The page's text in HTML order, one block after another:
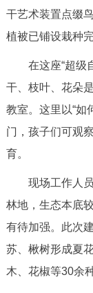
ENGLISH
ESPAÑOL
ITALIANO
干艺术装置点缀
植被已铺设栽种
在这座“超级
干、枝叶、花朵
教室。这里以“如
门，孩子们可观
育。
现场工作人
林地，生态本底
有待加强。此次
苏、楸树形成夏
木、花椒等30余